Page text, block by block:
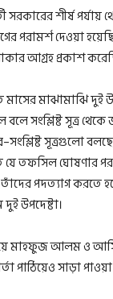
সরকারের শীর্ষ
পরামর্শ দেওয়া
আগ্রহ প্রকাশ
মাসের মাঝামাঝি দুই
বলে সংশ্লিষ্ট সূত্র
সূত্রগুলো
তফসিল ঘোষণার পর
পদত্যাগ করতে
দুই উপদেষ্টা।
মাহফুজ আলম ও
পাঠিয়েও সাড়া